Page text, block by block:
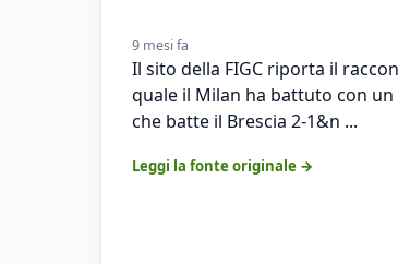
9 mesi fa
Il sito della FIGC riporta il
quale il Milan ha battuto con
che batte il Brescia 2-1&n ...
Leggi la fonte originale →